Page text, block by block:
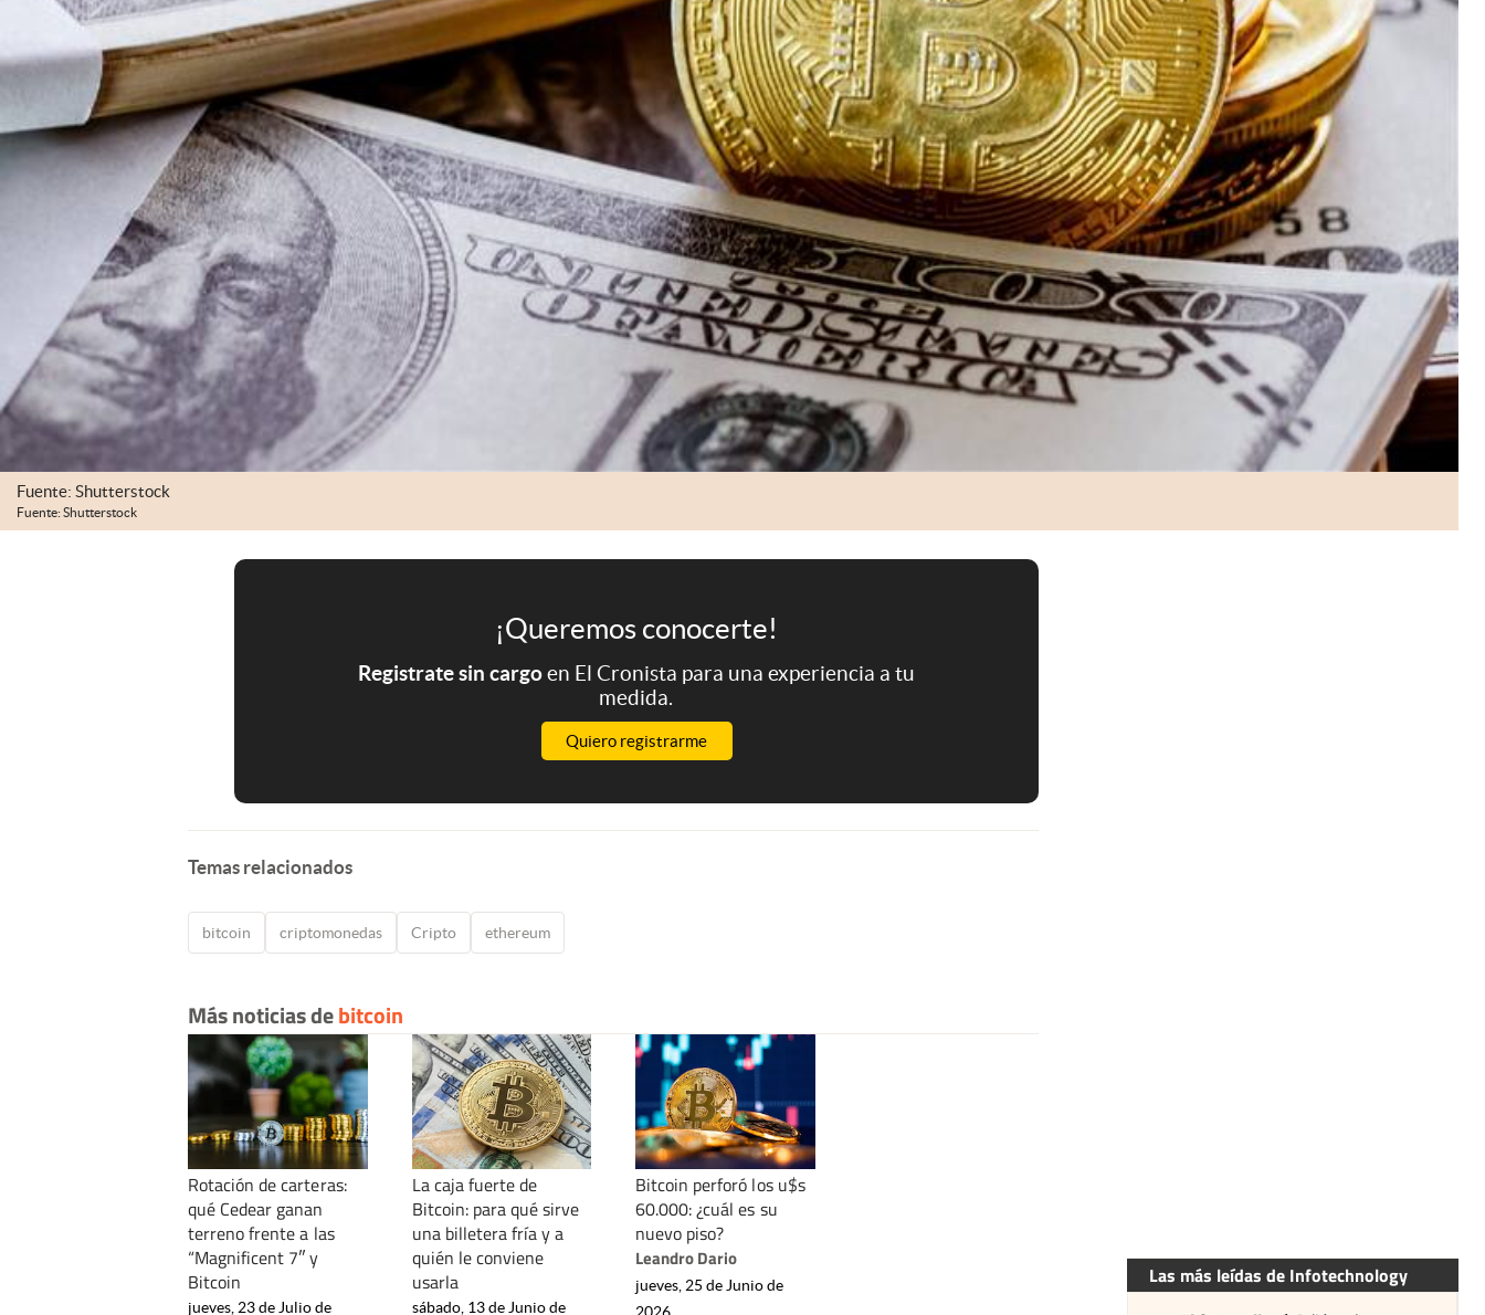
Fuente: Shutterstock
Fuente: Shutterstock
¡Queremos conocerte!
Registrate sin cargoen El Cronista para una experiencia a tu
medida.
Quiero registrarme
Temas relacionados
bitcoin criptomonedas Cripto ethereum
Más noticias debitcoin
Rotación de carteras:
qué Cedear ganan
terreno frente a las
“Magnificent 7″ y
Bitcoin
jueves, 23 de Julio de
La caja fuerte de
Bitcoin: para qué sirve
una billetera fría y a
quién le conviene
usarla
sábado, 13 de Junio de
Bitcoin perforó los u$s
60.000: ¿cuál es su
nuevo piso?
Leandro Dario
jueves, 25 de Junio de
Las más leídas de Infotechnology